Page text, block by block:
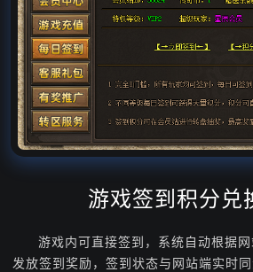
游戏签到积分兑
游戏内可直接签到，系统自动根据
发放签到奖励，签到状态与网站端实时